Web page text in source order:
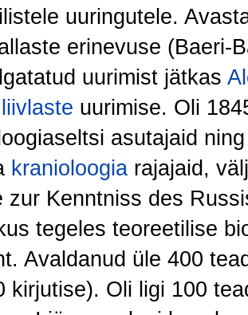
uuringutele.
erinevuse (Baeri-
uurimist jätkas
liivlaste uurimise. Oli
asutajaid
kranioloogia rajajaid,
zur Kenntniss des
tegeles teoreetilise
Avaldanud üle 400
kirjutise). Oli ligi 100